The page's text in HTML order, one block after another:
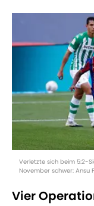
Verletzte sich beim 5:2-
November schwer: Ansu
Vier